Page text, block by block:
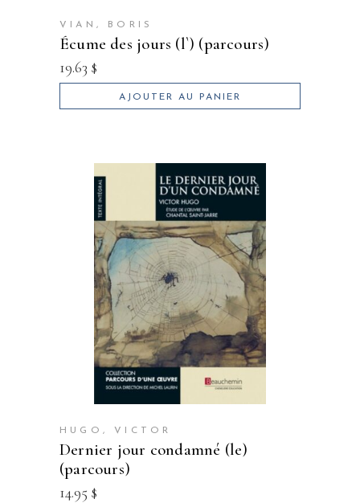
VIAN, BORIS
écume des jours (l`) (parcours)
19.63 $
AJOUTER AU PANIER
HUGO, VICTOR
dernier jour condamné (le)
(parcours)
14.95 $